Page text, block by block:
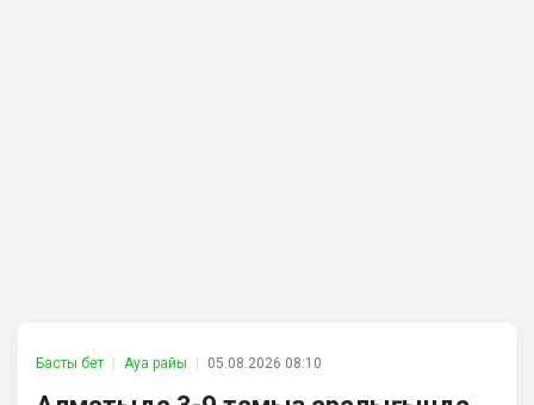
Басты бет Ауа райы 05.08.2026 08:10